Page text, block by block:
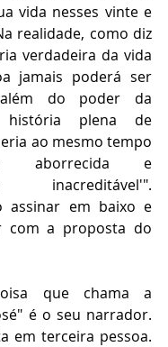
vida nesses vinte e
realidade, como diz
verdadeira da vida
jamais poderá ser
do poder da
plena de
ao mesmo tempo
aborrecida e
inacreditável'".
assinar em baixo e
com a proposta do
que chama a
é o seu narrador.
em terceira pessoa.